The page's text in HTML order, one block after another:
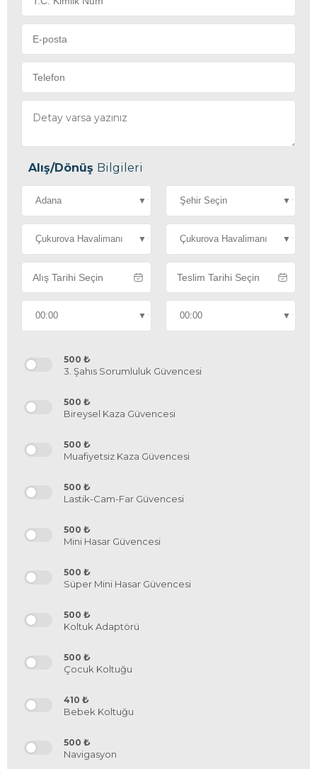
Alış/Dönüş Bilgileri
500 ₺
3. Şahıs Sorumluluk Güvencesi
500 ₺
Bireysel Kaza Güvencesi
500 ₺
Muafiyetsiz Kaza Güvencesi
500 ₺
Lastik-Cam-Far Güvencesi
500 ₺
Mini Hasar Güvencesi
500 ₺
Süper Mini Hasar Güvencesi
500 ₺
Koltuk Adaptörü
500 ₺
Çocuk Koltuğu
410 ₺
Bebek Koltuğu
500 ₺
Navigasyon